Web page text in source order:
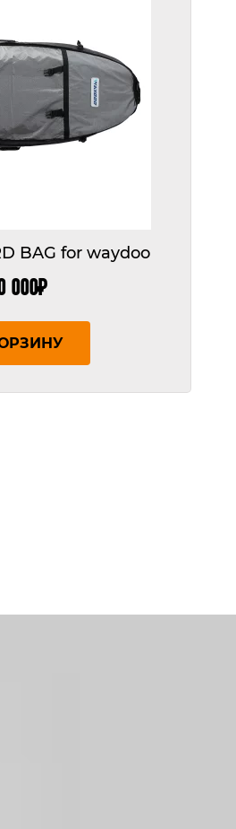
BAG for waydoo
000₽